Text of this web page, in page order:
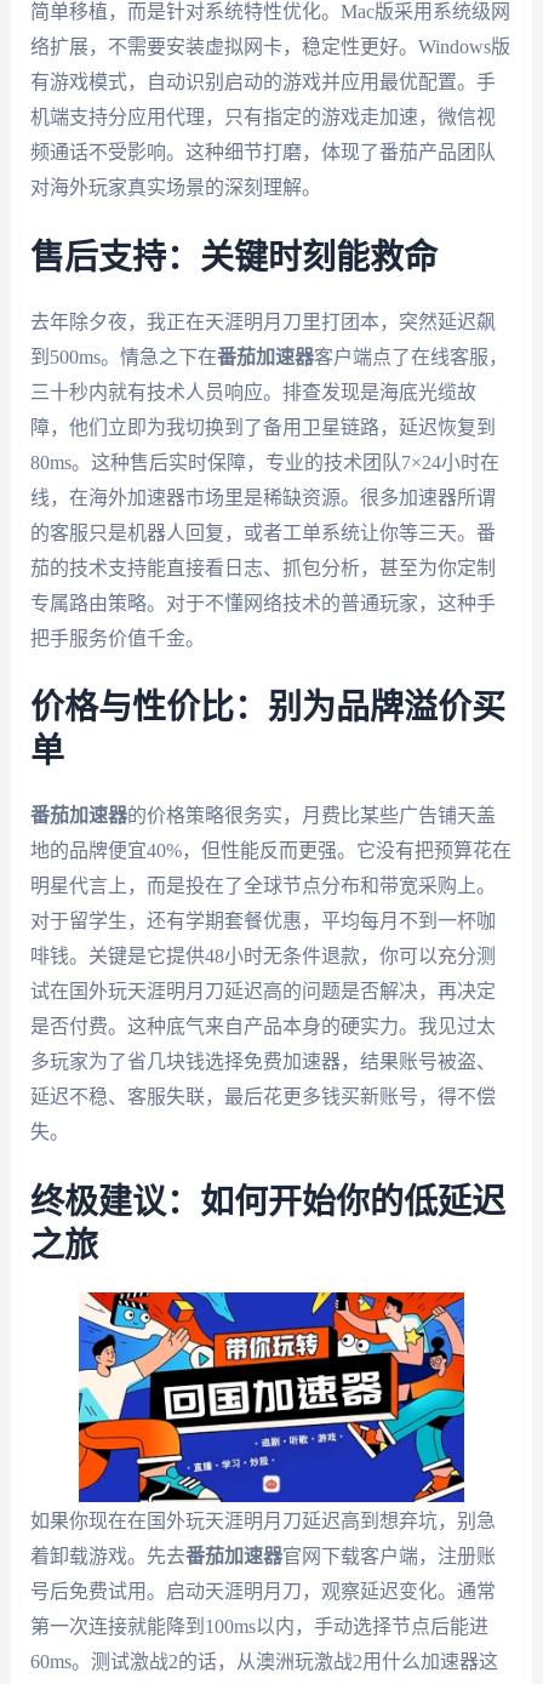
简单移植，而是针对系统特性优化。Mac版采用系统级网
络扩展，不需要安装虚拟网卡，稳定性更好。Windows版
有游戏模式，自动识别启动的游戏并应用最优配置。手
机端支持分应用代理，只有指定的游戏走加速，微信视
频通话不受影响。这种细节打磨，体现了番茄产品团队
对海外玩家真实场景的深刻理解。
售后支持：关键时刻能救命
去年除夕夜，我正在天涯明月刀里打团本，突然延迟飙
到500ms。情急之下在番茄加速器客户端点了在线客服，
三十秒内就有技术人员响应。排查发现是海底光缆故
障，他们立即为我切换到了备用卫星链路，延迟恢复到
80ms。这种售后实时保障，专业的技术团队7×24小时在
线，在海外加速器市场里是稀缺资源。很多加速器所谓
的客服只是机器人回复，或者工单系统让你等三天。番
茄的技术支持能直接看日志、抓包分析，甚至为你定制
专属路由策略。对于不懂网络技术的普通玩家，这种手
把手服务价值千金。
价格与性价比：别为品牌溢价买
单
番茄加速器的价格策略很务实，月费比某些广告铺天盖
地的品牌便宜40%，但性能反而更强。它没有把预算花在
明星代言上，而是投在了全球节点分布和带宽采购上。
对于留学生，还有学期套餐优惠，平均每月不到一杯咖
啡钱。关键是它提供48小时无条件退款，你可以充分测
试在国外玩天涯明月刀延迟高的问题是否解决，再决定
是否付费。这种底气来自产品本身的硬实力。我见过太
多玩家为了省几块钱选择免费加速器，结果账号被盗、
延迟不稳、客服失联，最后花更多钱买新账号，得不偿
失。
终极建议：如何开始你的低延迟
之旅
如果你现在在国外玩天涯明月刀延迟高到想弃坑，别急
着卸载游戏。先去番茄加速器官网下载客户端，注册账
号后免费试用。启动天涯明月刀，观察延迟变化。通常
第一次连接就能降到100ms以内，手动选择节点后能进
60ms。测试激战2的话，从澳洲玩激战2用什么加速器这